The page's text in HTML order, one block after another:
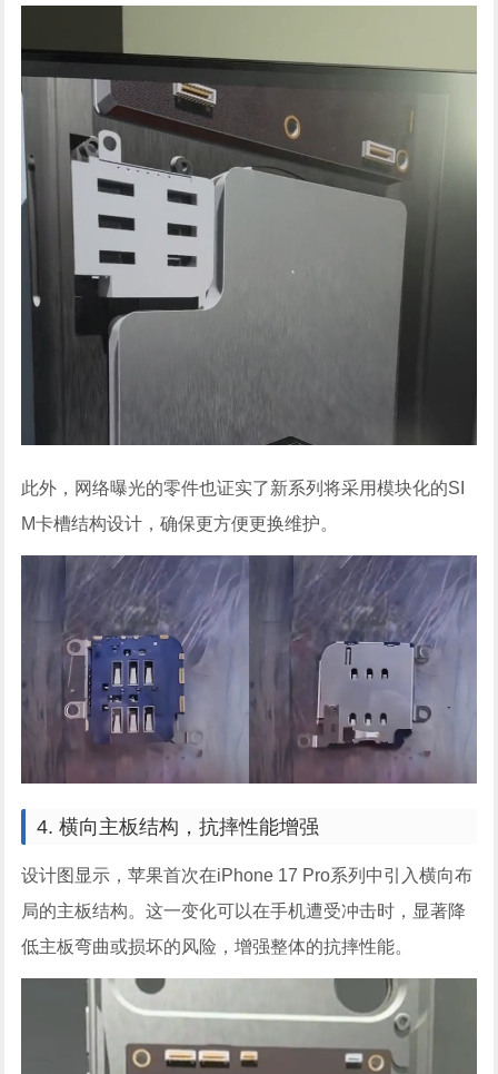
此外，网络曝光的零件也证实了新系列将采用模块化的SI
M卡槽结构设计，确保更方便更换维护。
4. 横向主板结构，抗摔性能增强
设计图显示，苹果首次在iPhone 17 Pro系列中引入横向布
局的主板结构。这一变化可以在手机遭受冲击时，显著降
低主板弯曲或损坏的风险，增强整体的抗摔性能。